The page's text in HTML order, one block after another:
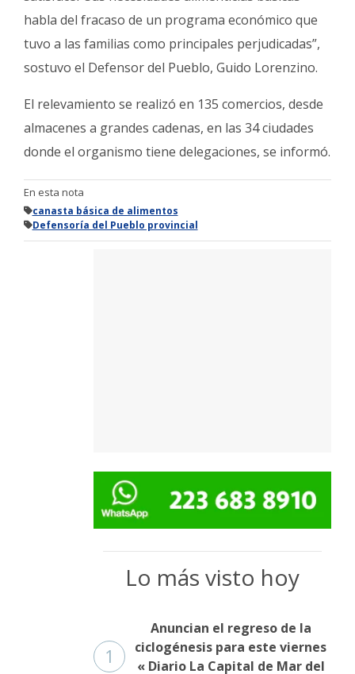
habla del fracaso de un programa económico que
tuvo a las familias como principales perjudicadas”,
sostuvo el Defensor del Pueblo, Guido Lorenzino.
El relevamiento se realizó en 135 comercios, desde
almacenes a grandes cadenas, en las 34 ciudades
donde el organismo tiene delegaciones, se informó.
En esta nota
canasta básica de alimentos
Defensoría del Pueblo provincial
Lo más visto hoy
1
Anuncian el regreso de la
ciclogénesis para este viernes
« Diario La Capital de Mar del